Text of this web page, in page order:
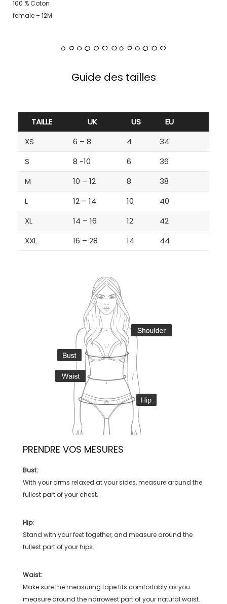
100 % Coton
female – 12M
Guide des tailles
TAILLE UK US
EU
XS
6 – 8 4
34
S
8 -10 6
36
M
10 – 12 8
38
L
12 – 14 10
40
XL
14 – 16 12
42
XXL
16 – 28 14 44
PRENDRE VOS MESURES
Bust:
With your arms relaxed at your sides, measure around the
fullest part of your chest.
Hip:
Stand with your feet together, and measure around the
fullest part of your hips.
Waist:
Make sure the measuring tape fits comfortably as you
measure around the narrowest part of your natural waist.